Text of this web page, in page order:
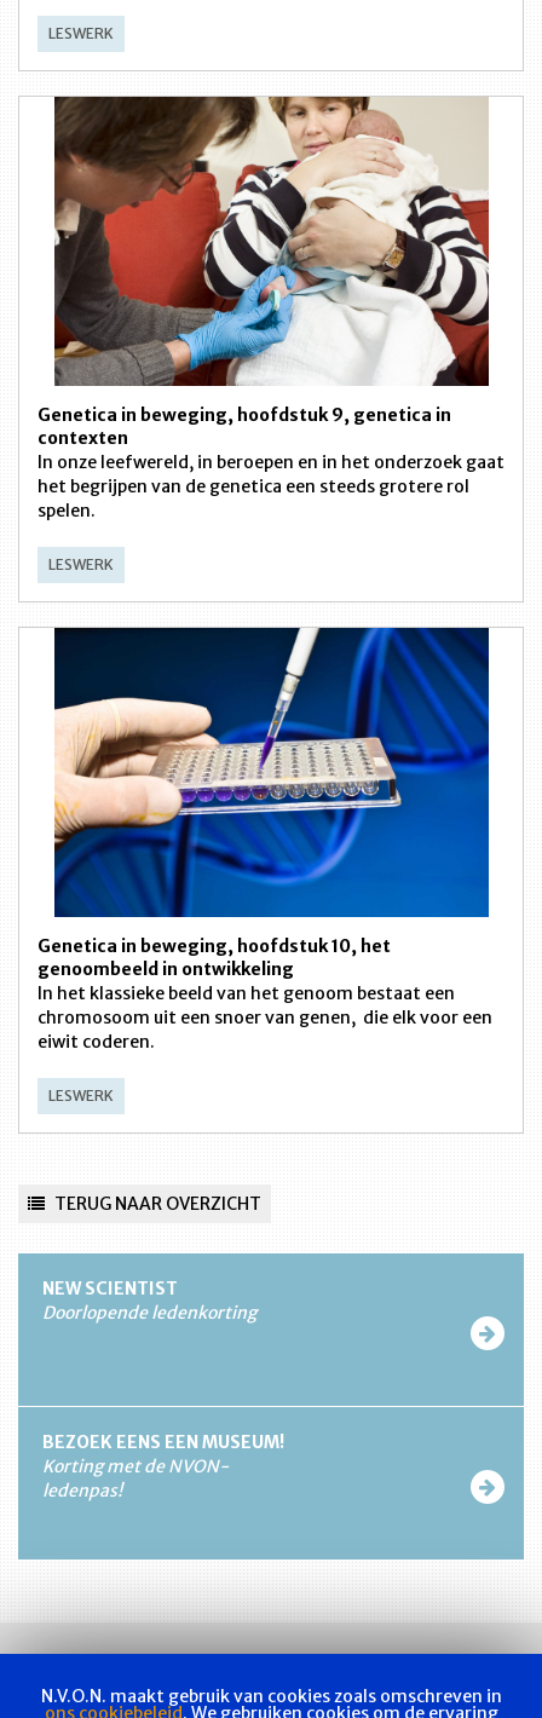
LESWERK
Genetica in beweging, hoofdstuk 9, genetica in
contexten
In onze leefwereld, in beroepen en in het onderzoek gaat
het begrijpen van de genetica een steeds grotere rol
spelen.
LESWERK
Genetica in beweging, hoofdstuk 10, het
genoombeeld in ontwikkeling
In het klassieke beeld van het genoom bestaat een
chromosoom uit een snoer van genen, die elk voor een
eiwit coderen.
LESWERK
TERUG NAAR OVERZICHT
NEW SCIENTIST
Doorlopende ledenkorting
BEZOEK EENS EEN MUSEUM!
Korting met de NVON-
ledenpas!
N.V.O.N. maakt gebruik van cookies zoals omschreven in
ons cookiebeleid. We gebruiken cookies om de ervaring